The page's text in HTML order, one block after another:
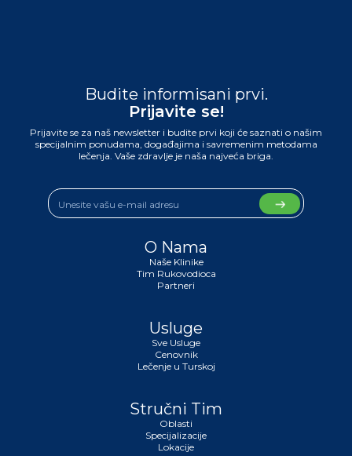
Budite informisani prvi.
Prijavite se!
Prijavite se za naš newsletter i budite prvi koji će saznati o našim
specijalnim ponudama, događajima i savremenim metodama
lečenja. Vaše zdravlje je naša najveća briga.
O Nama
Naše Klinike
Tim Rukovodioca
Partneri
Usluge
Sve Usluge
Cenovnik
Lečenje u Turskoj
Stručni Tim
Oblasti
Specijalizacije
Lokacije